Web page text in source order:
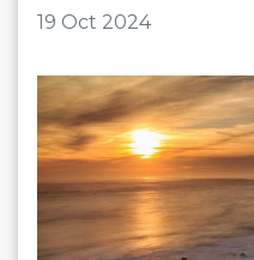
19 Oct 2024